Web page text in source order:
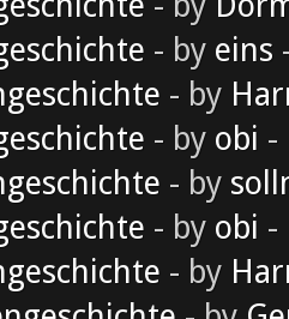
- by eins
- by
- by obi -
- by
- by obi -
- by